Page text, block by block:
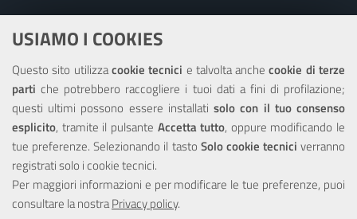
USIAMO I COOKIES
Questo sito utilizzacookie tecnici e talvolta anchecookie di terze
parti che potrebbero raccogliere i tuoi dati a fini di profilazione;
questi ultimi possono essere installatisolo con il tuo consenso
esplicito, tramite il pulsante Accetta tutto, oppure modificando le
tue preferenze. Selezionando il tasto Solo cookie tecnici verranno
registrati solo i cookie tecnici.
Per maggiori informazioni e per modificare le tue preferenze, puoi
consultare la nostraPrivacy policy.
C.F. 93217970875
Tel:095 4013042
Fax:095 4013043
Indirizzi PEC
aticatania@certificata.com
Seguici su
FacebookYoutube